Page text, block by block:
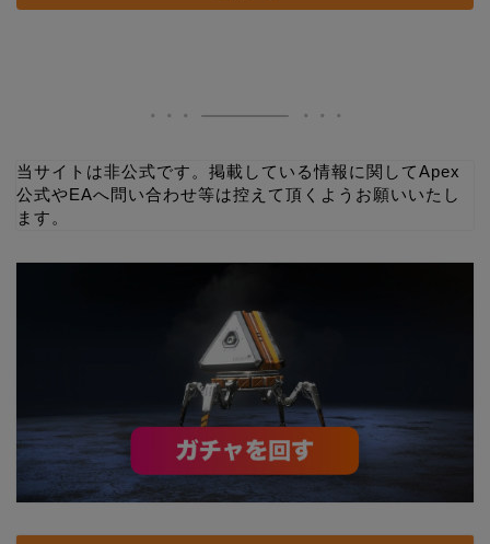
当サイトは非公式です。掲載している情報に関してApex
公式やEAへ問い合わせ等は控えて頂くようお願いいたし
ます。